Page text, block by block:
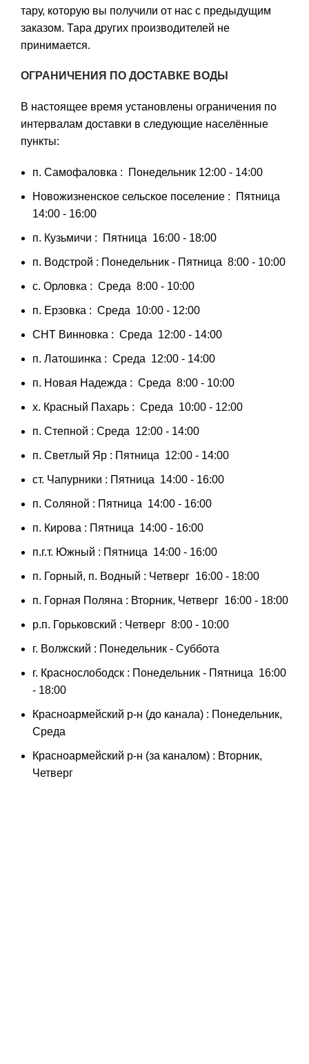
тару, которую вы получили от нас с предыдущим
заказом. Тара других производителей не
принимается.
ОГРАНИЧЕНИЯ ПО ДОСТАВКЕ ВОДЫ
В настоящее время установлены ограничения по
интервалам доставки в следующие населённые
пункты:
п. Самофаловка : Понедельник 12:00 - 14:00
Новожизненское сельское поселение : Пятница
14:00 - 16:00
п. Кузьмичи : Пятница 16:00 - 18:00
п. Водстрой : Понедельник - Пятница 8:00 - 10:00
с. Орловка : Среда 8:00 - 10:00
п. Ерзовка : Среда 10:00 - 12:00
СНТ Винновка : Среда 12:00 - 14:00
п. Латошинка : Среда 12:00 - 14:00
п. Новая Надежда : Среда 8:00 - 10:00
х. Красный Пахарь : Среда 10:00 - 12:00
п. Степной : Среда 12:00 - 14:00
п. Светлый Яр : Пятница 12:00 - 14:00
ст. Чапурники : Пятница 14:00 - 16:00
п. Соляной : Пятница 14:00 - 16:00
п. Кирова : Пятница 14:00 - 16:00
п.г.т. Южный : Пятница 14:00 - 16:00
п. Горный, п. Водный : Четверг 16:00 - 18:00
п. Горная Поляна : Вторник, Четверг 16:00 - 18:00
р.п. Горьковский : Четверг 8:00 - 10:00
г. Волжский : Понедельник - Суббота
г. Краснослободск : Понедельник - Пятница 16:00
- 18:00
Красноармейский р-н (до канала) : Понедельник,
Среда
Красноармейский р-н (за каналом) : Вторник,
Четверг